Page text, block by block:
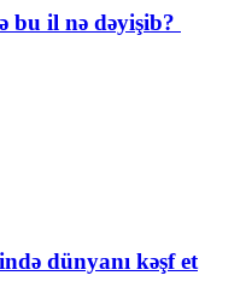
bu il nə dəyişib?
dünyanı kəşf et